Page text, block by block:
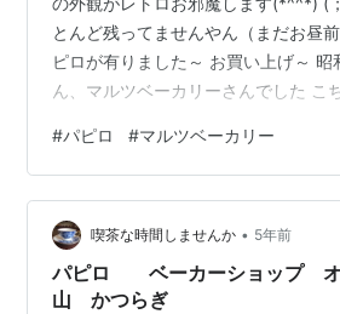
とんど残ってませんやん（まだお昼
ピロが有りました～ お買い上げ～ 昭
ん、マルツベーカリーさんでした こ
ツ お邪魔します～ 毎度のピーナッツ
ッツペーストをお願いします お買い
ッツペーストは最高に美味いんで
#パピロ #マルツベーカリー
喫茶な時間しませんか • 5年前
パピロ ベーカーショップ
山 かつらぎ